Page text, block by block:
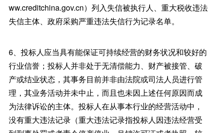
ww.creditchina.gov.cn）列入失信被执行人、重大税收违法
失信主体、政府采购严重违法失信行为记录名单。
6、投标人应当具有能保证可持续经营的财务状况和较好的
行业信誉；投标人并非处于无清偿能力、财产被接管、破
产或结业状态，其事务目前并非由法院或司法人员进行管
理，其业务活动并未中止，而且也未因上述任何原因而成
为法律诉讼的主体。投标人在从事本行业的经营活动中，
没有重大违法记录（重大违法记录指投标人因违法经营受